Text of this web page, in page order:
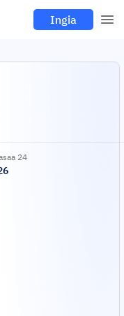
Ingia
24